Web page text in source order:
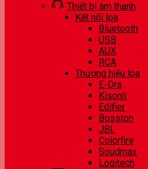
Thiết bị âm thanh
Kết nối loa
Bluetooth
USB
AUX
RCA
Thương hiệu loa
E-Dra
Kisonli
Edifier
Bosston
JBL
Colorfire
Soudmax
Logitech